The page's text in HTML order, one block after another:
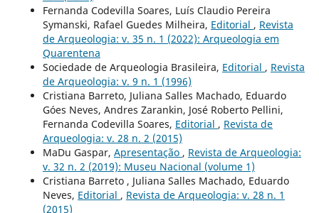
Fernanda Codevilla Soares, Luís Claudio Pereira
Symanski, Rafael Guedes Milheira, Editorial , Revista
de Arqueologia: v. 35 n. 1 (2022): Arqueologia em
Quarentena
Sociedade de Arqueologia Brasileira, Editorial , Revista
de Arqueologia: v. 9 n. 1 (1996)
Cristiana Barreto, Juliana Salles Machado, Eduardo
Góes Neves, Andres Zarankin, José Roberto Pellini,
Fernanda Codevilla Soares, Editorial , Revista de
Arqueologia: v. 28 n. 2 (2015)
MaDu Gaspar, Apresentação , Revista de Arqueologia:
v. 32 n. 2 (2019): Museu Nacional (volume 1)
Cristiana Barreto , Juliana Salles Machado, Eduardo
Neves, Editorial , Revista de Arqueologia: v. 28 n. 1
(2015)